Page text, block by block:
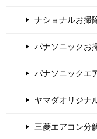
ナショナルお掃
パナソニックお
パナソニックエ
ヤマダオリジナ
三菱エアコン分